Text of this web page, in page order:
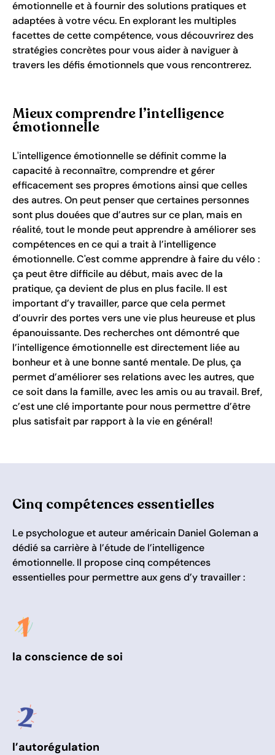
émotionnelle et à fournir des solutions pratiques et
adaptées à votre vécu. En explorant les multiples
facettes de cette compétence, vous découvrirez des
stratégies concrètes pour vous aider à naviguer à
travers les défis émotionnels que vous rencontrerez.
Mieux comprendre l’intelligence
émotionnelle
L'intelligence émotionnelle se définit comme la
capacité à reconnaître, comprendre et gérer
efficacement ses propres émotions ainsi que celles
des autres. On peut penser que certaines personnes
sont plus douées que d’autres sur ce plan, mais en
réalité, tout le monde peut apprendre à améliorer ses
compétences en ce qui a trait à l’intelligence
émotionnelle. C'est comme apprendre à faire du vélo :
ça peut être difficile au début, mais avec de la
pratique, ça devient de plus en plus facile. Il est
important d’y travailler, parce que cela permet
d’ouvrir des portes vers une vie plus heureuse et plus
épanouissante. Des recherches ont démontré que
l’intelligence émotionnelle est directement liée au
bonheur et à une bonne santé mentale. De plus, ça
permet d’améliorer ses relations avec les autres, que
ce soit dans la famille, avec les amis ou au travail. Bref,
c’est une clé importante pour nous permettre d’être
plus satisfait par rapport à la vie en général!
Cinq compétences essentielles
Le psychologue et auteur américain Daniel Goleman a
dédié sa carrière à l’étude de l’intelligence
émotionnelle. Il propose cinq compétences
essentielles pour permettre aux gens d’y travailler :
la conscience de soi
l’autorégulation